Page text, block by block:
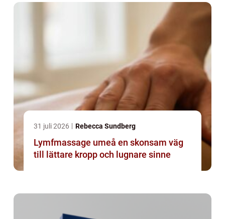
31 juli 2026 Rebecca Sundberg
Lymfmassage umeå en skonsam väg
till lättare kropp och lugnare sinne